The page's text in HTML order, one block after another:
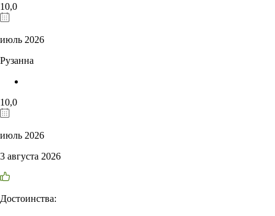
10,0
июль 2026
Рузанна
10,0
июль 2026
3 августа 2026
Достоинства: